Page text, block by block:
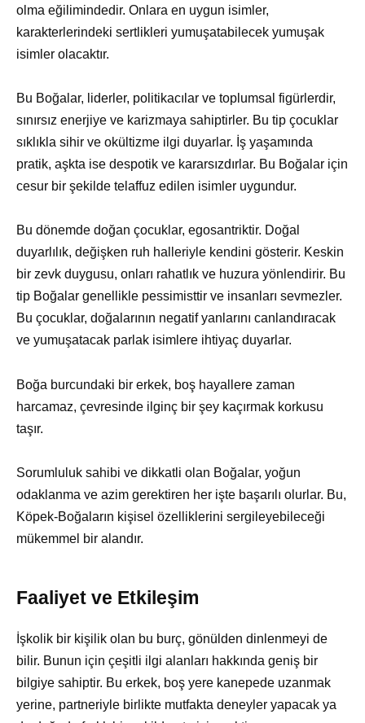
olma eğilimindedir. Onlara en uygun isimler,
karakterlerindeki sertlikleri yumuşatabilecek yumuşak
isimler olacaktır.
Bu Boğalar, liderler, politikacılar ve toplumsal figürlerdir,
sınırsız enerjiye ve karizmaya sahiptirler. Bu tip çocuklar
sıklıkla sihir ve okültizme ilgi duyarlar. İş yaşamında
pratik, aşkta ise despotik ve kararsızdırlar. Bu Boğalar için
cesur bir şekilde telaffuz edilen isimler uygundur.
Bu dönemde doğan çocuklar, egosantriktir. Doğal
duyarlılık, değişken ruh halleriyle kendini gösterir. Keskin
bir zevk duygusu, onları rahatlık ve huzura yönlendirir. Bu
tip Boğalar genellikle pessimisttir ve insanları sevmezler.
Bu çocuklar, doğalarının negatif yanlarını canlandıracak
ve yumuşatacak parlak isimlere ihtiyaç duyarlar.
Boğa burcundaki bir erkek, boş hayallere zaman
harcamaz, çevresinde ilginç bir şey kaçırmak korkusu
taşır.
Sorumluluk sahibi ve dikkatli olan Boğalar, yoğun
odaklanma ve azim gerektiren her işte başarılı olurlar. Bu,
Köpek-Boğaların kişisel özelliklerini sergileyebileceği
mükemmel bir alandır.
Faaliyet ve Etkileşim
İşkolik bir kişilik olan bu burç, gönülden dinlenmeyi de
bilir. Bunun için çeşitli ilgi alanları hakkında geniş bir
bilgiye sahiptir. Bu erkek, boş yere kanepede uzanmak
yerine, partneriyle birlikte mutfakta deneyler yapacak ya